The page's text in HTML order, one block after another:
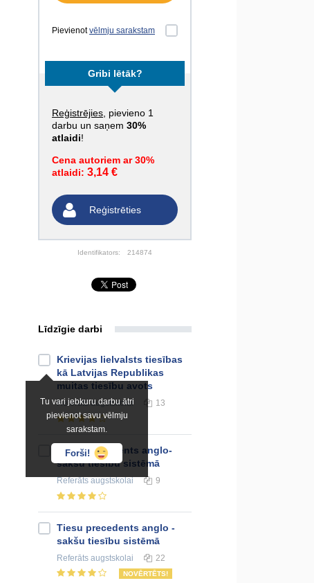
Pievienotvēlmju sarakstam
Gribi lētāk?
Reģistrējies , pievieno 1
darbu un saņem 30%
atlaidi!
Cena autoriem ar 30%
atlaidi: 3,14 €
Reģistrēties
Identifikators: 214874
Līdzīgie darbi
Tu vari jebkuru darbu ātri
pievienot savu vēlmju
sarakstam.
Forši!
Krievijas lielvalsts tiesības
kā Latvijas Republikas
muitas tiesību avots
Referātsaugstskolai 13
Tiesu precedents anglo-
sakšu tiesību sistēmā
Referātsaugstskolai 9
Tiesu precedents anglo -
sakšu tiesību sistēmā
Referāts augstskolai 22
NOVĒRTĒTS!